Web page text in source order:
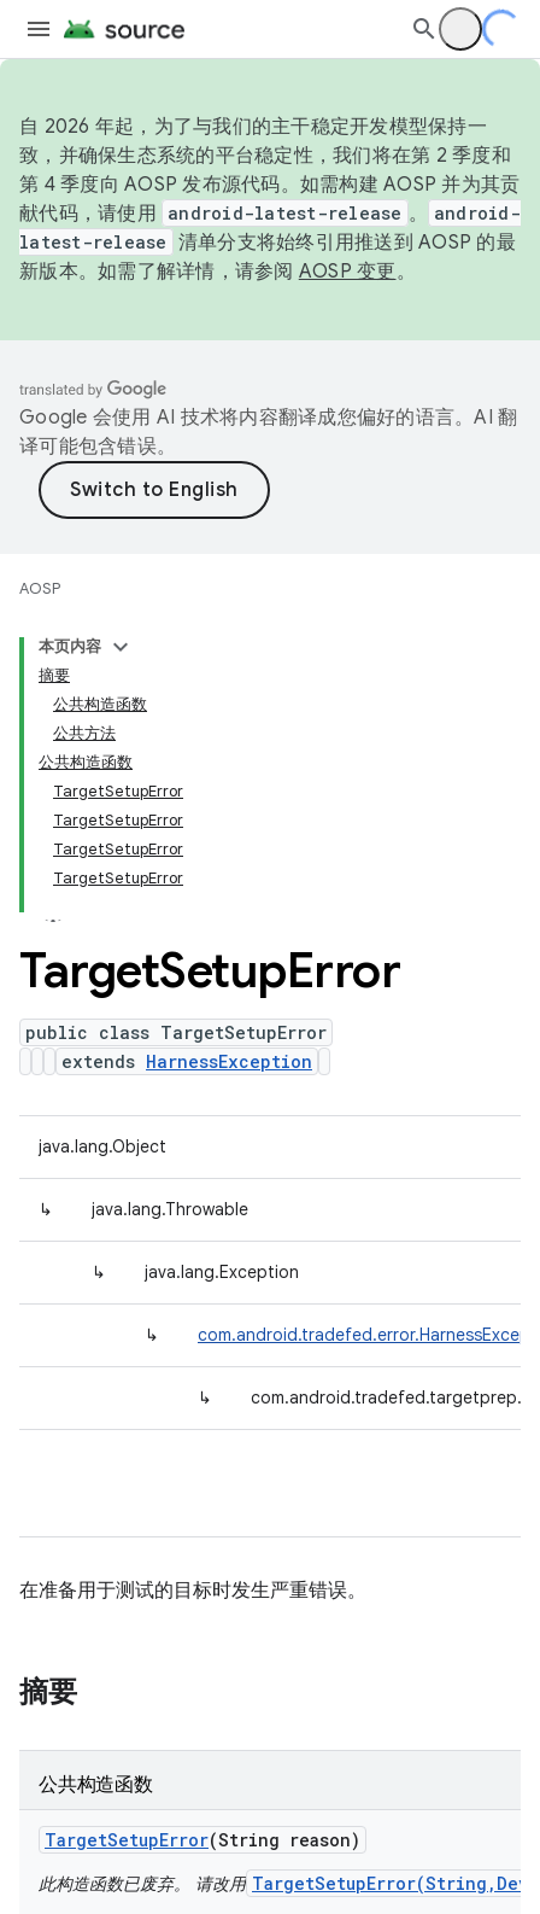
自 2026 年起，为了与我们的主干稳定开发模型保持一
致，并确保生态系统的平台稳定性，我们将在第 2 季度和
第 4 季度向 AOSP 发布源代码。如需构建 AOSP 并为其贡
献代码，请使用 android-latest-release 。
android-
latest-release 清单分支将始终引用推送到 AOSP 的最
新版本。如需了解详情，请参阅 AOSP 变更。
Google 会使用 AI 技术将内容翻译成您偏好的语言。AI 翻
译可能包含错误。
AOSP
本页内容
摘要
公共构造函数
公共方法
公共构造函数
TargetSetupError
TargetSetupError
TargetSetupError
TargetSetupError
TargetSetupError
public class TargetSetupError
extends HarnessException
java.lang.Object
↳ java.lang.Throwable
↳ java.lang.Exception
↳
↳
在准备用于测试的目标时发生严重错误。
摘要
公共构造函数
TargetSetupError(String reason)
此构造函数已废弃。 请改用